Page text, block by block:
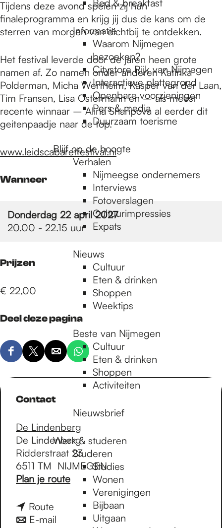
Bed & breakfast
Informatie
Waarom Nijmegen
bezoeken?
Citystore Rijk van Nijmegen
Interactieve plattegrond
Openbare voorzieningen
Pers & media
Duurzaam toerisme
Blijf op de hoogte
Verhalen
Nijmeegse ondernemers
Interviews
Fotoverslagen
Cultuurimpressies
Expats
Nieuws
Cultuur
Eten & drinken
Shoppen
Weektips
Beste van Nijmegen
Cultuur
Eten & drinken
Shoppen
Activiteiten
Nieuwsbrief
Werk & studeren
Studeren
Studies
Wonen
Verenigingen
Bijbaan
Uitgaan
Tijdens deze avond spelen zij hun
finaleprogramma en krijg jij dus de kans om de
sterren van morgen van dichtbij te ontdekken.
Het festival leverde door de jaren heen grote
namen af. Zo namen onder anderen Katinka
Polderman, Micha Wertheim, Kasper van der Laan,
Tim Fransen, Lisa Ostermann en – als meest
recente winnaar – Alina Sharipova al eerder dit
geitenpaadje naar de top.
www.leidscabaretfestival.nl
Wanneer
Donderdag 22 april 2027
20.00 - 22.15 uur
Prijzen
€ 22,00
Deel deze pagina
D
e
g
D
e
l
e
z
e
p
a
g
n
a
D
e
l
z
e
p
a
g
a
D
e
d
z
e
p
a
g
Contact
De Lindenberg
De Lindenberg
Ridderstraat 23
6511 TM NIJMEGEN
Plan je routen
Route
a
E-mail